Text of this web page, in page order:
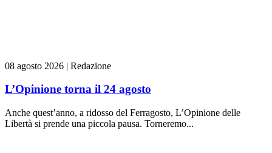
08 agosto 2026 | Redazione
L’Opinione torna il 24 agosto
Anche quest’anno, a ridosso del Ferragosto, L’Opinione delle
Libertà si prende una piccola pausa. Torneremo...